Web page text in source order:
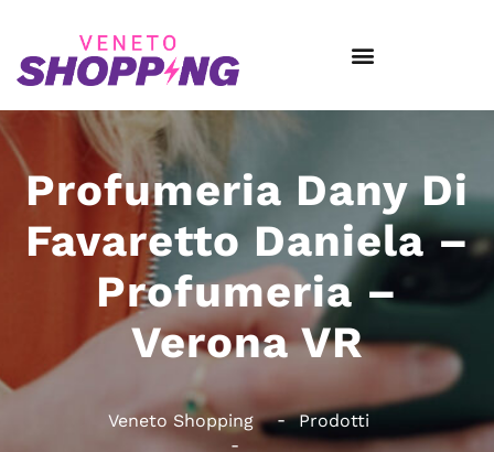
Profumeria Dany Di
Favaretto Daniela –
Profumeria –
Verona VR
Veneto Shopping Prodotti